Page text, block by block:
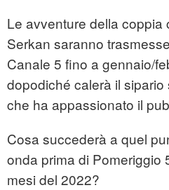
Le avventure della coppia
Serkan saranno
Canale 5 fino a gennaio/
dopodiché calerà il
che ha appassionato il
Cosa succederà a quel
onda prima di Pomeriggio
mesi del 2022?